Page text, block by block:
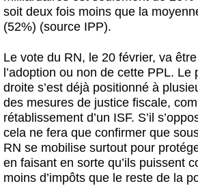
soit deux fois moins que la
(52%) (source IPP).
Le vote du RN, le 20 février, va
l’adoption ou non de cette PPL. Le
droite s’est déjà positionné à
des mesures de justice fiscale,
rétablissement d’un ISF. S’il
cela ne fera que confirmer que
RN se mobilise surtout pour
en faisant en sorte qu’ils puissent
moins d’impôts que le reste de la